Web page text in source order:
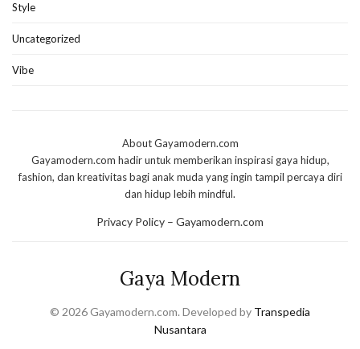
Style
Uncategorized
Vibe
About Gayamodern.com
Gayamodern.com hadir untuk memberikan inspirasi gaya hidup,
fashion, dan kreativitas bagi anak muda yang ingin tampil percaya diri
dan hidup lebih mindful.
Privacy Policy – Gayamodern.com
Gaya Modern
© 2026 Gayamodern.com. Developed by Transpedia
Nusantara